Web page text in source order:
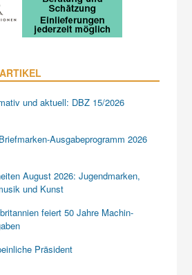
und aktuell: DBZ 15/2026
Ausgabeprogramm 2026
August 2026: Jugendmarken,
und Kunst
feiert 50 Jahre Machin-
Präsident